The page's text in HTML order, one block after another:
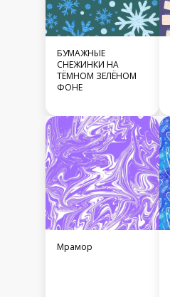
БУМАЖНЫЕ
СНЕЖИНКИ НА
ТЁМНОМ ЗЕЛЁНОМ
ФОНЕ
Мрамор